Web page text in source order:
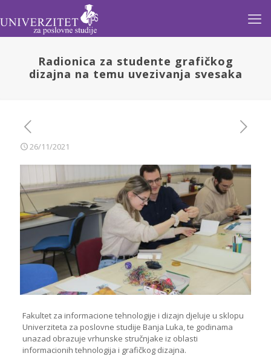
Radionica za studente grafičkog
dizajna na temu uvezivanja svesaka
26/11/2021
Fakultet za informacione tehnologije i dizajn djeluje u sklopu
Univerziteta za poslovne studije Banja Luka, te godinama
unazad obrazuje vrhunske stručnjake iz oblasti
informacionih tehnologija i grafičkog dizajna.